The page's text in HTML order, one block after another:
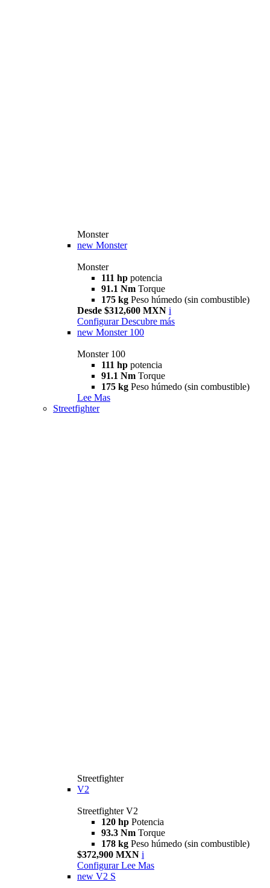
Monster
new Monster
Monster
111 hp potencia
91.1 Nm Torque
175 kg Peso húmedo (sin combustible)
Desde $312,600 MXN i
Configurar Descubre más
new Monster 100
Monster 100
111 hp potencia
91.1 Nm Torque
175 kg Peso húmedo (sin combustible)
Lee Mas
Streetfighter
Streetfighter
V2
Streetfighter V2
120 hp Potencia
93.3 Nm Torque
178 kg Peso húmedo (sin combustible)
$372,900 MXN i
Configurar Lee Mas
new V2 S